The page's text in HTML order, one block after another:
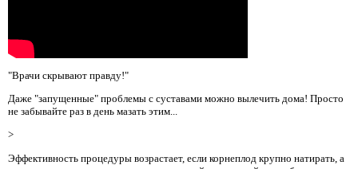
"Врачи скрывают правду!"
Даже "запущенные" проблемы с суставами можно вылечить дома! Просто
не забывайте раз в день мазать этим...
>
Эффективность процедуры возрастает, если корнеплод крупно натирать, а